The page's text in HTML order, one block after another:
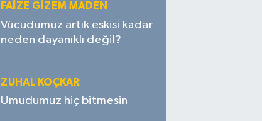
FAIZE GIZEM MADEN
Vücudumuz artık eskisi kadar
neden dayanıklı değil?
ZUHAL KOÇKAR
Umudumuz hiç bitmesin